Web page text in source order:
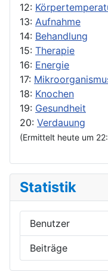
12:
13: Aufnahme
14: Behandlung
15: Therapie
16: Energie
17:
18: Knochen
19: Gesundheit
20: Verdauung
(Ermittelt heute um
Statistik
Benutzer
Beiträge